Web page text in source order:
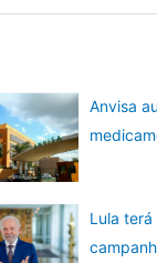
Anvisa
Lula